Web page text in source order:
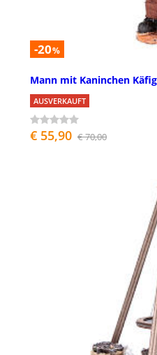
-20%
Mann mit Kaninchen
AUSVERKAUFT
€ 55,90 € 70,00